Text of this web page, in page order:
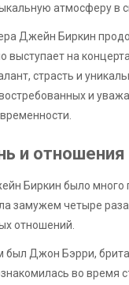
атмосферу в
Джейн Биркин
выступает на
страсть и
и
и отношения
Биркин было много
замужем четыре
отношений.
был Джон Бэрри,
во время